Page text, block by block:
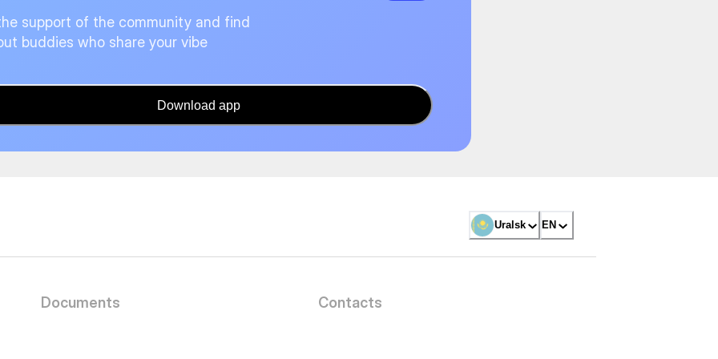
support of the community and find
buddies who share your vibe
Download app
Uralsk EN
Documents Contacts